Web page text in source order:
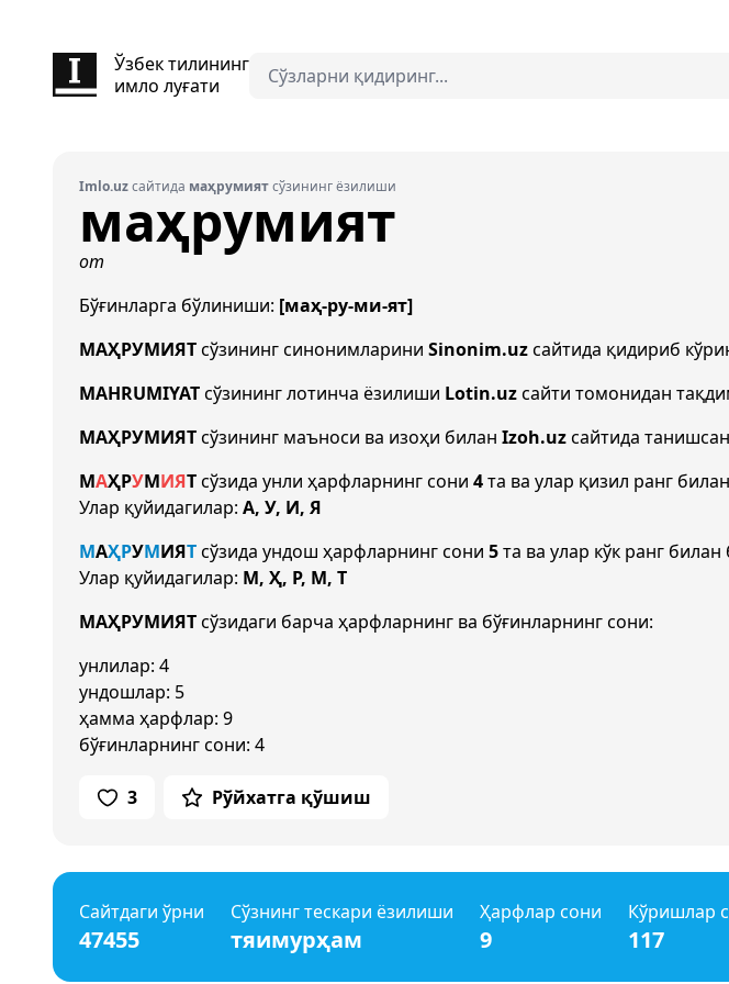
Ўзбек тилининг
имло луғати
Imlo.uzсайтида маҳрумиятсўзининг ёзилиши
маҳрумият
от
Бўғинларга бўлиниши: [маҳ-ру-ми-ят]
МАҲРУМИЯТсўзининг синонимларини Sinonim.uzсайтида қидириб
MAHRUMIYATсўзининг лотинча ёзилиши Lotin.uzсайти томонидан
МАҲРУМИЯТсўзининг маъноси ва изоҳи билан Izoh.uzсайтида
МАҲРУМИЯТсўзида унли ҳарфларнинг сони 4та ва улар қизил ранг
Улар қуйидагилар: А, У, И, Я
МАҲРУМИЯТсўзида ундош ҳарфларнинг сони 5та ва улар кўк ранг билан
Улар қуйидагилар: М, Ҳ, Р, М, Т
МАҲРУМИЯТсўзидаги барча ҳарфларнинг ва бўғинларнинг сони:
унлилар: 4
ундошлар: 5
ҳамма ҳарфлар: 9
бўғинларнинг сони: 4
3 Рўйхатга қўшиш
Сайтдаги ўрни
47455
Сўзнинг тескари ёзилиши
тяимурҳам
Ҳарфлар сони
9
Кўришлар
117